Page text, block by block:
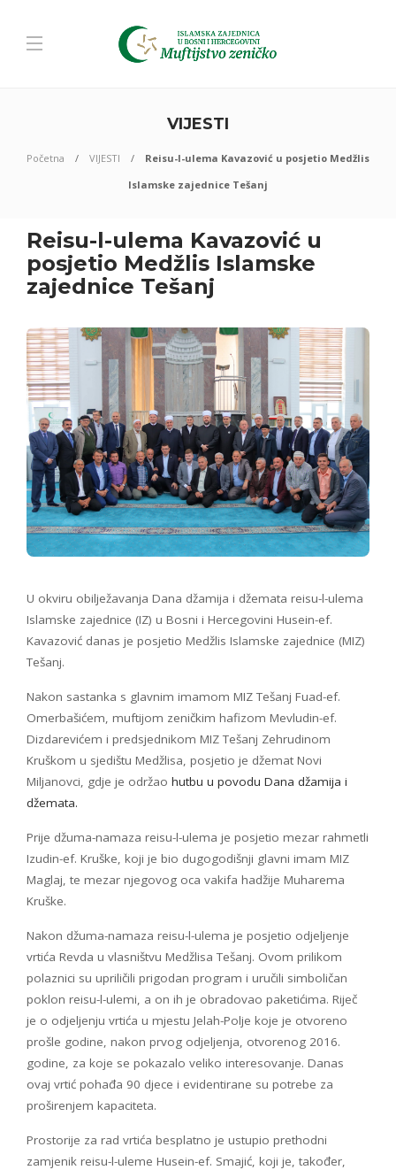
VIJESTI
Početna VIJESTI
Reisu-l-ulema Kavazović u posjetio Medžlis
Islamske zajednice Tešanj
Reisu-l-ulema Kavazović u
posjetio Medžlis Islamske
zajednice Tešanj
U okviru obilježavanja Dana džamija i džemata reisu-l-ulema
Islamske zajednice (IZ) u Bosni i Hercegovini Husein-ef.
Kavazović danas je posjetio Medžlis Islamske zajednice (MIZ)
Tešanj.
Nakon sastanka s glavnim imamom MIZ Tešanj Fuad-ef.
Omerbašićem, muftijom zeničkim hafizom Mevludin-ef.
Dizdarevićem i predsjednikom MIZ Tešanj Zehrudinom
Kruškom u sjedištu Medžlisa, posjetio je džemat Novi
Miljanovci, gdje je održao hutbu u povodu Dana džamija i
džemata.
Prije džuma-namaza reisu-l-ulema je posjetio mezar rahmetli
Izudin-ef. Kruške, koji je bio dugogodišnji glavni imam MIZ
Maglaj, te mezar njegovog oca vakifa hadžije Muharema
Kruške.
Nakon džuma-namaza reisu-l-ulema je posjetio odjeljenje
vrtića Revda u vlasništvu Medžlisa Tešanj. Ovom prilikom
polaznici su upriličili prigodan program i uručili simboličan
poklon reisu-l-ulemi, a on ih je obradovao paketićima. Riječ
je o odjeljenju vrtića u mjestu Jelah-Polje koje je otvoreno
prošle godine, nakon prvog odjeljenja, otvorenog 2016.
godine, za koje se pokazalo veliko interesovanje. Danas
ovaj vrtić pohađa 90 djece i evidentirane su potrebe za
proširenjem kapaciteta.
Prostorije za rad vrtića besplatno je ustupio prethodni
zamjenik reisu-l-uleme Husein-ef. Smajić, koji je, također,